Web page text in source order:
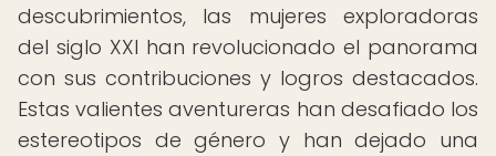
descubrimientos, las mujeres exploradoras
del siglo XXI han revolucionado el panorama
con sus contribuciones y logros destacados.
Estas valientes aventureras han desafiado los
estereotipos de género y han dejado una